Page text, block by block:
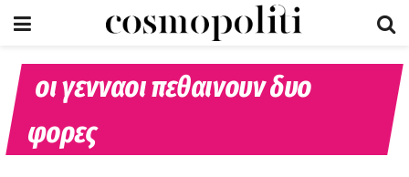
οι γενναοι πεθαινουν δυο
φορες